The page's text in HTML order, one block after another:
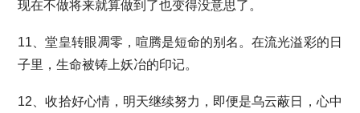
现在不做将来就算做到了也变得没意思了。
11、堂皇转眼凋零，喧腾是短命的别名。在流光溢彩的日
子里，生命被铸上妖冶的印记。
12、收拾好心情，明天继续努力，即便是乌云蔽日，心中